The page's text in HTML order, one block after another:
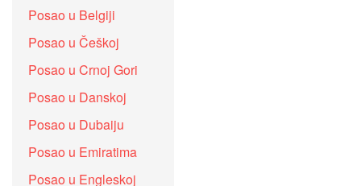
Posao u Belgiji
Posao u Češkoj
Posao u Crnoj Gori
Posao u Danskoj
Posao u Dubaiju
Posao u Emiratima
Posao u Engleskoj